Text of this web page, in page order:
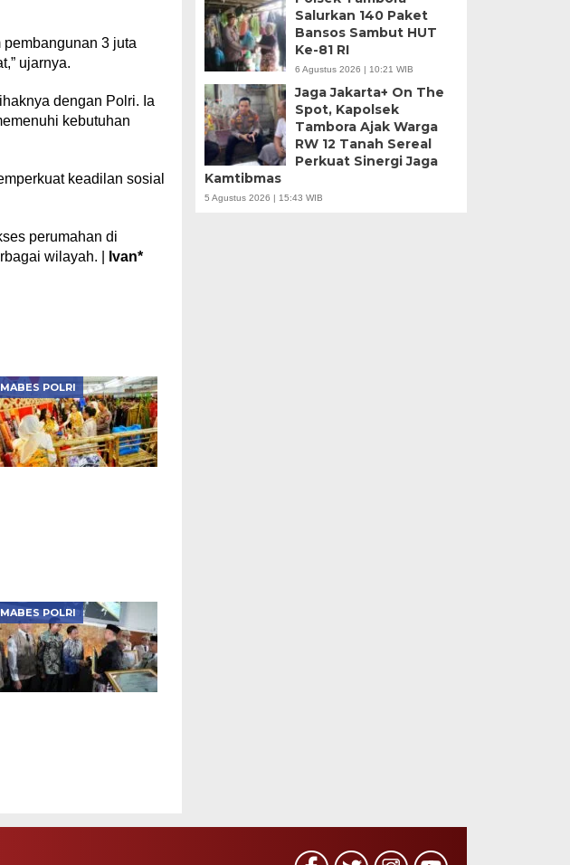
3 juta
ujarnya.
dengan Polri. Ia
kebutuhan
keadilan sosial
perumahan di
wilayah. |
Ivan*
MABES POLRI
MABES POLRI
Salurkan 140 Paket
Bansos Sambut HUT
Ke-81 RI
6 Agustus 2026 | 10:21 WIB
Jaga Jakarta+ On The
Spot, Kapolsek
Tambora Ajak Warga
RW 12 Tanah Sereal
Perkuat Sinergi Jaga
Kamtibmas
5 Agustus 2026 | 15:43 WIB